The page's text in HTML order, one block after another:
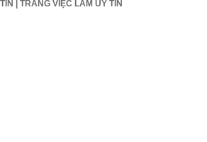
TÍN | TRANG VIỆC LÀM UY TÍN